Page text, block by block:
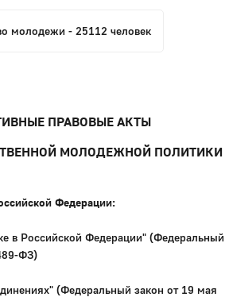
молодежи - 25112 человек
ПРАВОВЫЕ АКТЫ
МОЛОДЕЖНОЙ ПОЛИТИКИ
Федерации:
в Российской Федерации" (Федеральный
ФЗ)
(Федеральный закон от 19 мая